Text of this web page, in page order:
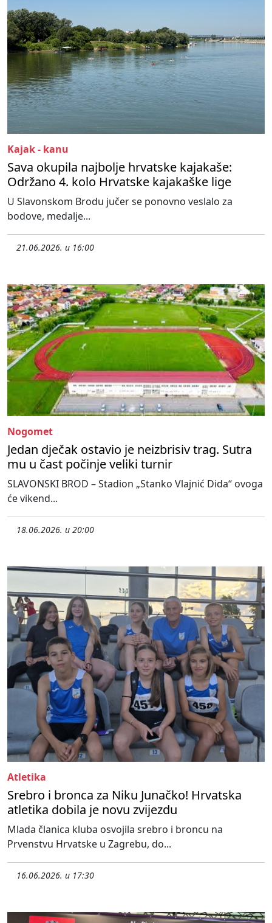
Kajak - kanu
Sava okupila najbolje hrvatske kajakaše:
Održano 4. kolo Hrvatske kajakaške lige
U Slavonskom Brodu jučer se ponovno veslalo za
bodove, medalje...
21.06.2026. u 16:00
Nogomet
Jedan dječak ostavio je neizbrisiv trag. Sutra
mu u čast počinje veliki turnir
SLAVONSKI BROD – Stadion „Stanko Vlajnić Dida“ ovoga
će vikend...
18.06.2026. u 20:00
Atletika
Srebro i bronca za Niku Junačko! Hrvatska
atletika dobila je novu zvijezdu
Mlada članica kluba osvojila srebro i broncu na
Prvenstvu Hrvatske u Zagrebu, do...
16.06.2026. u 17:30